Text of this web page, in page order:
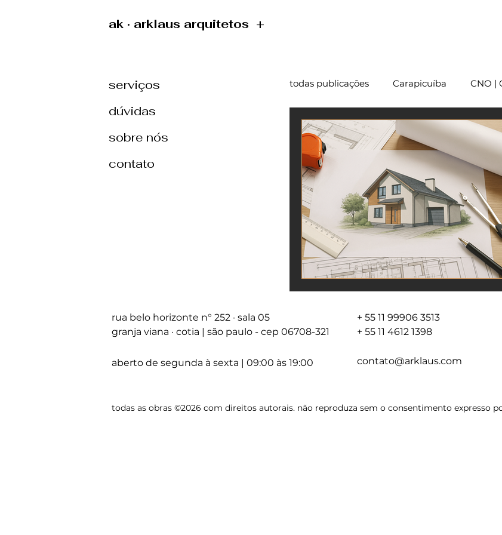
ak · arklaus arquitetos +
todas publicações Carapicuíba CNO |
Cartório São Paulo Usucapião
Mentoria Embu das Artes
serviços
dúvidas
sobre nós
contato
rua belo horizonte n° 252 · sala 05
granja viana · cotia | são paulo - cep 06708-321
+ 55 11 99906 3513
+ 55 11 4612 1398
aberto de segunda à sexta | 09:00 às 19:00 contato@arklaus.com
todas as obras ©2026 com direitos autorais. não reproduza sem o consentimento expresso